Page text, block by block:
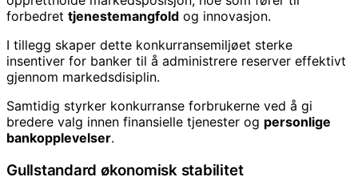
forbedret tjenestemangfold og innovasjon.
I tillegg skaper dette konkurransemiljøet sterke
insentiver for banker til å administrere reserver effektivt
gjennom markedsdisiplin.
Samtidig styrker konkurranse forbrukerne ved å gi
bredere valg innen finansielle tjenester og personlige
bankopplevelser.
Gullstandard økonomisk stabilitet